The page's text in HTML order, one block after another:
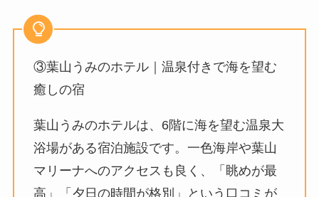
③葉山うみのホテル｜温泉付きで海を望む
癒しの宿
葉山うみのホテルは、6階に海を望む温泉大
浴場がある宿泊施設です。一色海岸や葉山
マリーナへのアクセスも良く、「眺めが最
高」「夕日の時間が格別」という口コミが